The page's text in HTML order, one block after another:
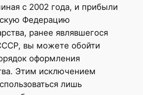
с 2002 года, и прибыли
Федерацию
ранее являвшегося
вы можете обойти
оформления
Этим исключением
лишь